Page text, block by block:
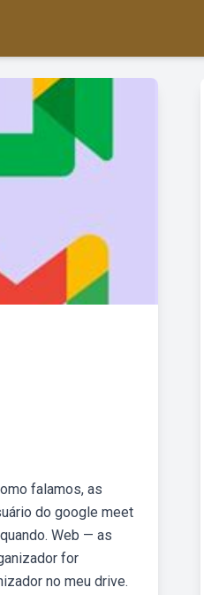
falamos, as
do google meet
Web — as
for
no meu drive.